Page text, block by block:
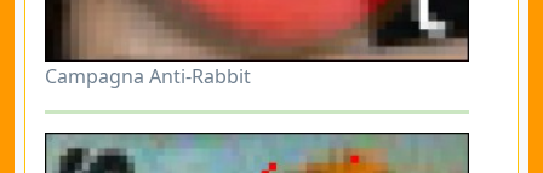
Campagna Anti-Rabbit